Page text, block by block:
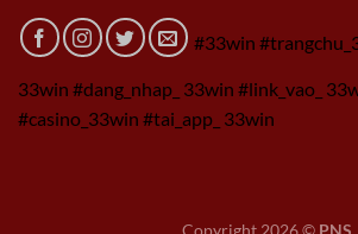
#33win
33win #dang_nhap_ 33win #link_vao_
#casino_33win #tai_app_ 33win
Copyright 2026 © PNS